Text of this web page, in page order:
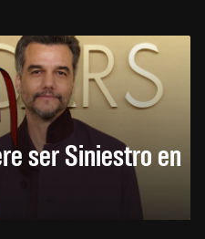
ser Siniestro en